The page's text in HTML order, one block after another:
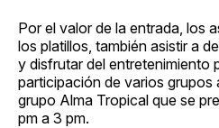
Por el valor de la entrada, los
los platillos, también asistir a
y disfrutar del entretenimiento
participación de varios grupos
grupo Alma Tropical que se
pm a 3 pm.